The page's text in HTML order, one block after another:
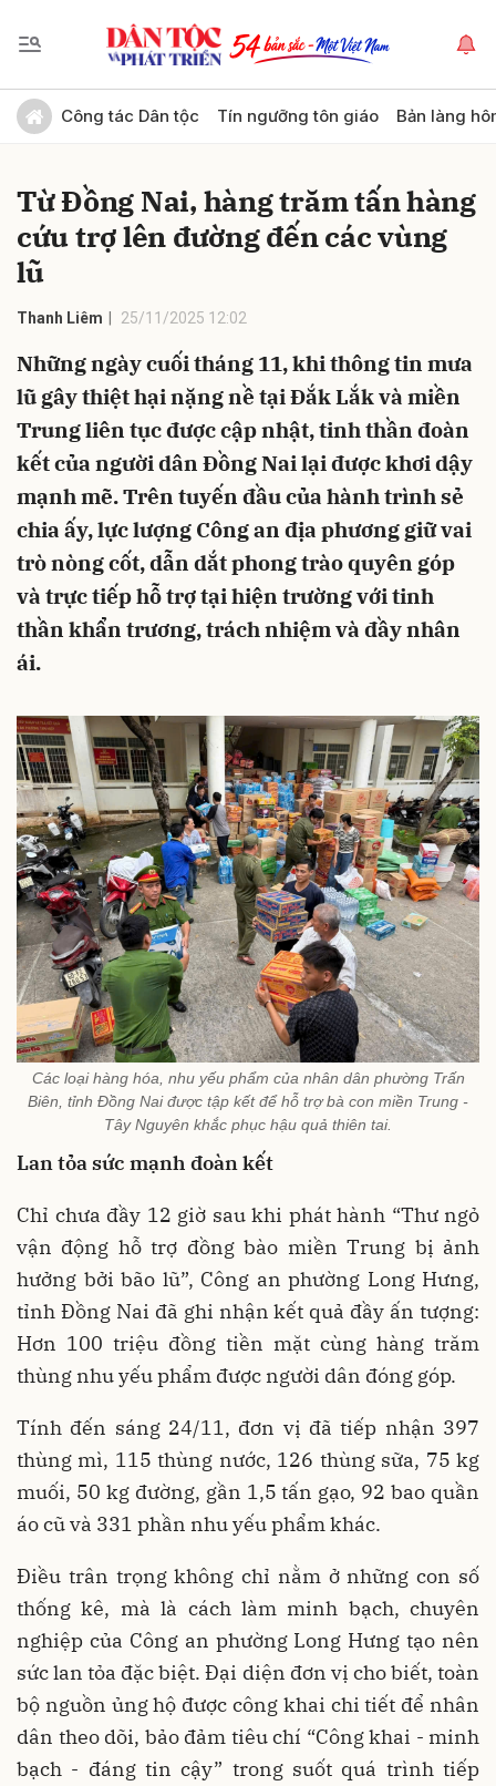
Công tác Dân tộc Tín ngưỡng tôn giáo Bản làng
Từ Đồng Nai, hàng trăm tấn hàng
cứu trợ lên đường đến các vùng
lũ
Thanh Liêm 25/11/2025 12:02
Những ngày cuối tháng 11, khi thông tin mưa
lũ gây thiệt hại nặng nề tại Đắk Lắk và miền
Trung liên tục được cập nhật, tinh thần đoàn
kết của người dân Đồng Nai lại được khơi dậy
mạnh mẽ. Trên tuyến đầu của hành trình sẻ
chia ấy, lực lượng Công an địa phương giữ vai
trò nòng cốt, dẫn dắt phong trào quyên góp
và trực tiếp hỗ trợ tại hiện trường với tinh
thần khẩn trương, trách nhiệm và đầy nhân
ái.
Các loại hàng hóa, nhu yếu phẩm của nhân dân phường Trấn
Biên, tỉnh Đồng Nai được tập kết để hỗ trợ bà con miền Trung -
Tây Nguyên khắc phục hậu quả thiên tai.
Lan tỏa sức mạnh đoàn kết
Chỉ chưa đầy 12 giờ sau khi phát hành “Thư ngỏ
vận động hỗ trợ đồng bào miền Trung bị ảnh
hưởng bởi bão lũ”, Công an phường Long Hưng,
tỉnh Đồng Nai đã ghi nhận kết quả đầy ấn tượng:
Hơn 100 triệu đồng tiền mặt cùng hàng trăm
thùng nhu yếu phẩm được người dân đóng góp.
Tính đến sáng 24/11, đơn vị đã tiếp nhận 397
thùng mì, 115 thùng nước, 126 thùng sữa, 75 kg
muối, 50 kg đường, gần 1,5 tấn gạo, 92 bao quần
áo cũ và 331 phần nhu yếu phẩm khác.
Điều trân trọng không chỉ nằm ở những con số
thống kê, mà là cách làm minh bạch, chuyên
nghiệp của Công an phường Long Hưng tạo nên
sức lan tỏa đặc biệt. Đại diện đơn vị cho biết, toàn
bộ nguồn ủng hộ được công khai chi tiết để nhân
dân theo dõi, bảo đảm tiêu chí “Công khai - minh
bạch - đáng tin cậy” trong suốt quá trình tiếp
Gửi bình luận